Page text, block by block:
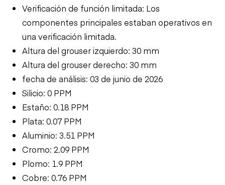
Verificación de función limitada: Los
componentes principales estaban operativos en
una verificación limitada.
Altura del grouser izquierdo: 30 mm
Altura del grouser derecho: 30 mm
fecha de análisis: 03 de junio de 2026
Silicio: 0 PPM
Estaño: 0.18 PPM
Plata: 0.07 PPM
Aluminio: 3.51 PPM
Cromo: 2.09 PPM
Plomo: 1.9 PPM
Cobre: 0.76 PPM